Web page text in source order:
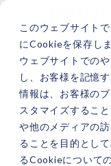
このウェブサイト
にCookieを保存し
ウェブサイトでの
し、お客様を記憶
情報は、お客様の
スタマイズするこ
や他のメディアの
ることを目的とし
るCookieについて
Blog
ブログ